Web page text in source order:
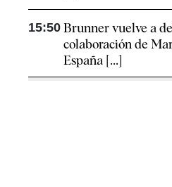
15:50 Brunner vuelve a
colaboración de
España [...]